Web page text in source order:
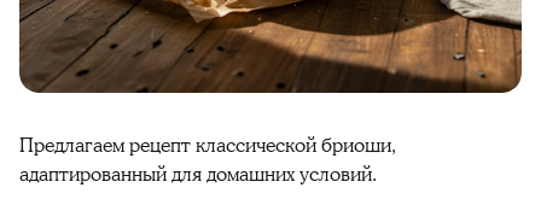
Предлагаем рецепт классической бриоши,
адаптированный для домашних условий.